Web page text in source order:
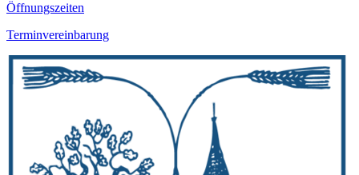
Öffnungszeiten
Terminvereinbarung